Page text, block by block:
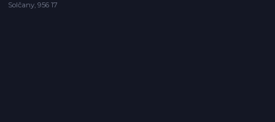
Solčany, 956 17